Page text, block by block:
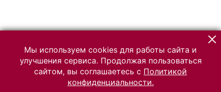
Мы используем cookies для работы сайта и
улучшения сервиса. Продолжая пользоваться
сайтом, вы соглашаетесь с Политикой
конфиденциальности.